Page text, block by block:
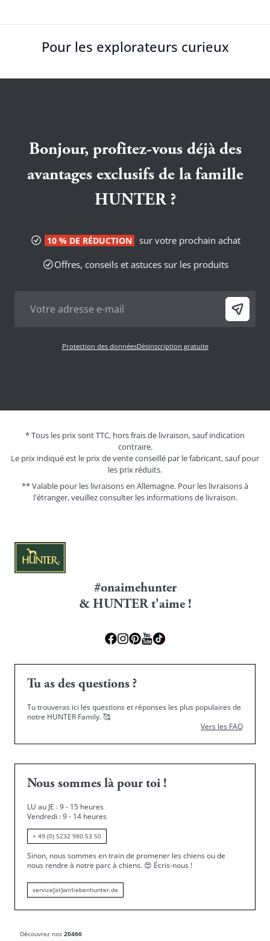
Pour les explorateurs curieux
Bonjour, profitez-vous déjà des
avantages exclusifs de la famille
HUNTER ?
10 % DE RÉDUCTION
sur votre prochain achat
Offres, conseils et astuces sur les produits
Protection des donnéesDésinscription gratuite
* Tous les prix sont TTC, hors frais de livraison, sauf indication
contraire.
Le prix indiqué est le prix de vente conseillé par le fabricant, sauf pour
les prix réduits.
** Valable pour les livraisons en Allemagne. Pour les livraisons à
l'étranger, veuillez consulter les informations de livraison.
#onaimehunter
& HUNTER t'aime !
Tu as des questions ?
Tu trouveras ici les questions et réponses les plus populaires de
notre HUNTER Family.🥰
Vers les FAQ
Nous sommes là pour toi !
LU au JE : 9 - 15 heures
Vendredi : 9 - 14 heures
+ 49 (0) 5232 980 53 50
Sinon, nous sommes en train de promener les chiens ou de
nous rendre à notre parc à chiens. 😍 Écris-nous !
service[at]wirliebenhunter.de
Découvrez nos 20466